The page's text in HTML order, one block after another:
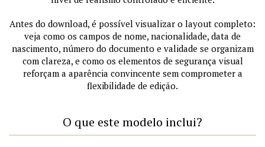
Antes do download, é possível visualizar o layout completo:
veja como os campos de nome, nacionalidade, data de
nascimento, número do documento e validade se organizam
com clareza, e como os elementos de segurança visual
reforçam a aparência convincente sem comprometer a
flexibilidade de edição.
O que este modelo inclui?